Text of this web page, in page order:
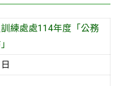
練處處114年度「公務